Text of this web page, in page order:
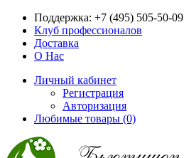
Поддержка: +7 (495) 505-50-09
Клуб профессионалов
Доставка
О Нас
Личный кабинет
Регистрация
Авторизация
Любимые товары (0)